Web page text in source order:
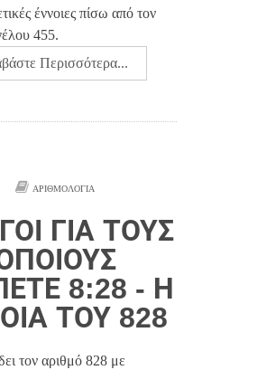
έννοιες πίσω από τον
455.
Περισσότερα...
ΑΡΙΘΜΟΛΟΓΊΑ
ΓΙΑ ΤΟΥΣ
8:28 - Η
ΤΟΥ 828
τον αριθμό 828 με